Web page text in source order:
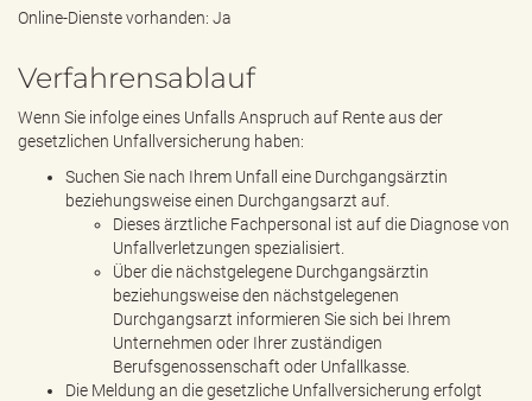
Online-Dienste vorhanden: Ja
Verfahrensablauf
Wenn Sie infolge eines Unfalls Anspruch auf Rente aus der
gesetzlichen Unfallversicherung haben:
Suchen Sie nach Ihrem Unfall eine Durchgangsärztin
beziehungsweise einen Durchgangsarzt auf.
Dieses ärztliche Fachpersonal ist auf die Diagnose von
Unfallverletzungen spezialisiert.
Über die nächstgelegene Durchgangsärztin
beziehungsweise den nächstgelegenen
Durchgangsarzt informieren Sie sich bei Ihrem
Unternehmen oder Ihrer zuständigen
Berufsgenossenschaft oder Unfallkasse.
Die Meldung an die gesetzliche Unfallversicherung erfolgt